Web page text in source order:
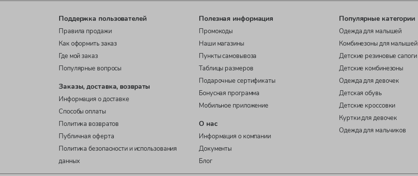
Поддержка пользователей
Правила продажи
Как оформить заказ
Где мой заказ
Популярные вопросы
Заказы, доставка, возвраты
Информация о доставке
Способы оплаты
Политика возвратов
Публичная оферта
Политика безопасности и использования
данных
Полезная информация
Промокоды
Наши магазины
Пункты самовывоза
Таблицы размеров
Подарочные сертификаты
Бонусная программа
Мобильное приложение
О нас
Информация о компании
Документы
Блог
Популярные категории
Одежда для малышей
Комбинезоны для малышей
Детские резиновые сапоги
Детские комбинезоны
Одежда для девочек
Детская обувь
Детские кроссовки
Куртки для девочек
Одежда для мальчиков